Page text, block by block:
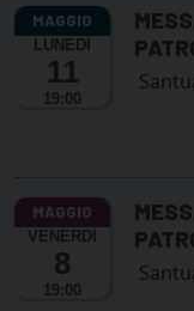
LUNEDÌ
11
19:00
VENERDÌ
8
19:00